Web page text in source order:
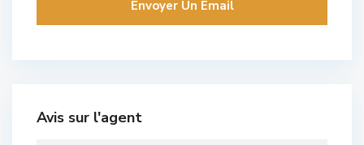
Avis sur l'agent